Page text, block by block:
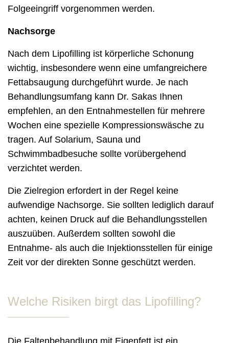
Folgeeingriff vorgenommen werden.
Nachsorge
Nach dem Lipofilling ist körperliche Schonung
wichtig, insbesondere wenn eine umfangreichere
Fettabsaugung durchgeführt wurde. Je nach
Behandlungsumfang kann Dr. Sakas Ihnen
empfehlen, an den Entnahmestellen für mehrere
Wochen eine spezielle Kompressionswäsche zu
tragen. Auf Solarium, Sauna und
Schwimmbadbesuche sollte vorübergehend
verzichtet werden.
Die Zielregion erfordert in der Regel keine
aufwendige Nachsorge. Sie sollten lediglich darauf
achten, keinen Druck auf die Behandlungsstellen
auszuüben. Außerdem sollten sowohl die
Entnahme- als auch die Injektionsstellen für einige
Zeit vor der direkten Sonne geschützt werden.
Welche Risiken birgt das Lipofilling?
Die Faltenbehandlung mit Eigenfett ist ein